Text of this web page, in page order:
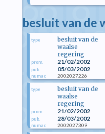
besluit van de
type
besluit van de
waalse
regering
prom. 21/02/2002
pub. 05/03/2002
numac 2002027226
type
besluit van de
waalse
regering
prom. 21/02/2002
pub. 28/03/2002
numac 2002027309